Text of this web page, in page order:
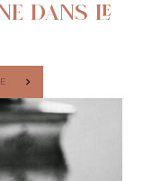
dans le